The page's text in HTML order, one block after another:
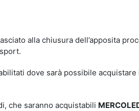
alla chiusura dell’apposita
dove sarà possibile acquistare
che saranno acquistabili